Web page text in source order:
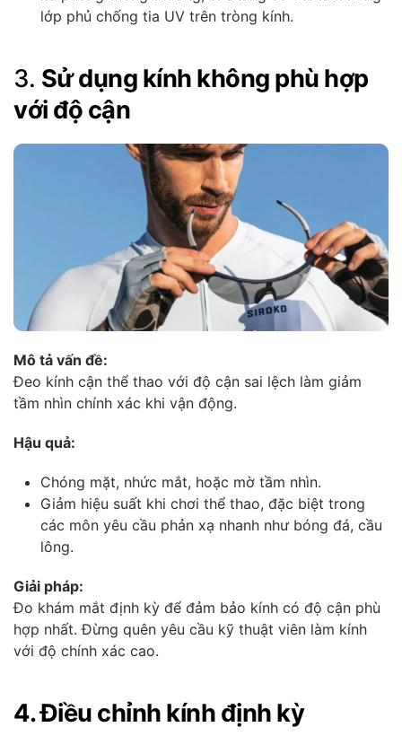
lớp phủ chống tia UV trên tròng kính.
3. Sử dụng kính không phù hợp
với độ cận
Mô tả vấn đề:
Đeo kính cận thể thao với độ cận sai lệch làm giảm
tầm nhìn chính xác khi vận động.
Hậu quả:
Chóng mặt, nhức mắt, hoặc mờ tầm nhìn.
Giảm hiệu suất khi chơi thể thao, đặc biệt trong
các môn yêu cầu phản xạ nhanh như bóng đá, cầu
lông.
Giải pháp:
Đo khám mắt định kỳ để đảm bảo kính có độ cận phù
hợp nhất. Đừng quên yêu cầu kỹ thuật viên làm kính
với độ chính xác cao.
4. Điều chỉnh kính định kỳ